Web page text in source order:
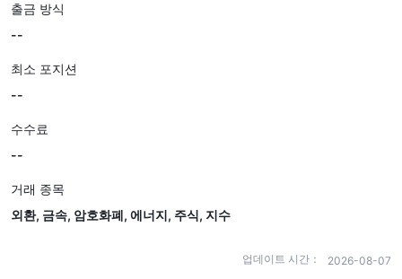
출금 방식
--
최소 포지션
--
수수료
--
거래 종목
외환, 금속, 암호화폐, 에너지, 주식, 지수
업데이트 시간： 2026-08-07